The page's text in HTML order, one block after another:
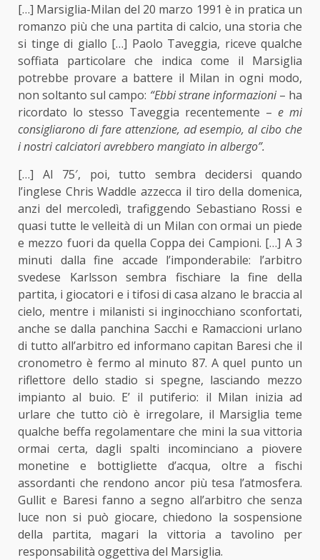
[…] Marsiglia-Milan del 20 marzo 1991 è in pratica un
romanzo più che una partita di calcio, una storia che
si tinge di giallo […] Paolo Taveggia, riceve qualche
soffiata particolare che indica come il Marsiglia
potrebbe provare a battere il Milan in ogni modo,
non soltanto sul campo: “Ebbi strane informazioni– ha
ricordato lo stesso Taveggia recentemente – e mi
consigliarono di fare attenzione, ad esempio, al cibo che
i nostri calciatori avrebbero mangiato in albergo”.
[…] Al 75′, poi, tutto sembra decidersi quando
l’inglese Chris Waddle azzecca il tiro della domenica,
anzi del mercoledì, trafiggendo Sebastiano Rossi e
quasi tutte le velleità di un Milan con ormai un piede
e mezzo fuori da quella Coppa dei Campioni. […] A 3
minuti dalla fine accade l’imponderabile: l’arbitro
svedese Karlsson sembra fischiare la fine della
partita, i giocatori e i tifosi di casa alzano le braccia al
cielo, mentre i milanisti si inginocchiano sconfortati,
anche se dalla panchina Sacchi e Ramaccioni urlano
di tutto all’arbitro ed informano capitan Baresi che il
cronometro è fermo al minuto 87. A quel punto un
riflettore dello stadio si spegne, lasciando mezzo
impianto al buio. E’ il putiferio: il Milan inizia ad
urlare che tutto ciò è irregolare, il Marsiglia teme
qualche beffa regolamentare che mini la sua vittoria
ormai certa, dagli spalti incominciano a piovere
monetine e bottigliette d’acqua, oltre a fischi
assordanti che rendono ancor più tesa l’atmosfera.
Gullit e Baresi fanno a segno all’arbitro che senza
luce non si può giocare, chiedono la sospensione
della partita, magari la vittoria a tavolino per
responsabilità oggettiva del Marsiglia.